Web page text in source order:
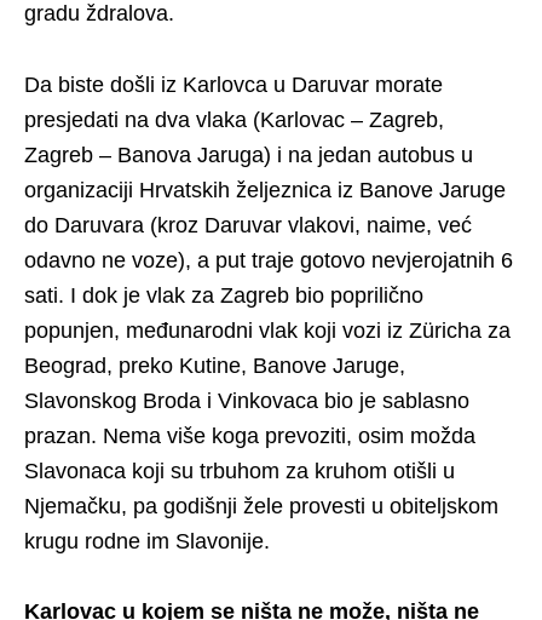
gradu ždralova.
Da biste došli iz Karlovca u Daruvar morate
presjedati na dva vlaka (Karlovac – Zagreb,
Zagreb – Banova Jaruga) i na jedan autobus u
organizaciji Hrvatskih željeznica iz Banove Jaruge
do Daruvara (kroz Daruvar vlakovi, naime, već
odavno ne voze), a put traje gotovo nevjerojatnih 6
sati. I dok je vlak za Zagreb bio poprilično
popunjen, međunarodni vlak koji vozi iz Züricha za
Beograd, preko Kutine, Banove Jaruge,
Slavonskog Broda i Vinkovaca bio je sablasno
prazan. Nema više koga prevoziti, osim možda
Slavonaca koji su trbuhom za kruhom otišli u
Njemačku, pa godišnji žele provesti u obiteljskom
krugu rodne im Slavonije.
Karlovac u kojem se ništa ne može, ništa ne